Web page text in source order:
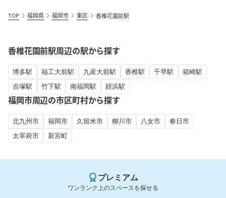
TOP 福岡県 福岡市 東区 香椎花園前駅
香椎花園前駅周辺の駅から探す
博多駅 福工大前駅 九産大前駅 香椎駅 千早駅
箱崎駅
吉塚駅
竹下駅 南福岡駅 姪浜駅
福岡市周辺の市区町村から探す
北九州市 福岡市 久留米市 柳川市 八女市
春日市
太宰府市
新宮町
プレミアム
ワンランク上のスペースを探せる